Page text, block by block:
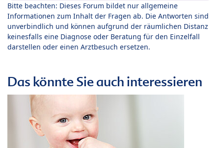
Bitte beachten: Dieses Forum bildet nur allgemeine
Informationen zum Inhalt der Fragen ab. Die Antworten sind
unverbindlich und können aufgrund der räumlichen Distanz
keinesfalls eine Diagnose oder Beratung für den Einzelfall
darstellen oder einen Arztbesuch ersetzen.
Das könnte Sie auch interessieren